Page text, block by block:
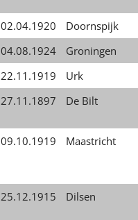
02.04.1920
Doornspijk
04.08.1924
Groningen
22.11.1919
Urk
27.11.1897 De Bilt
09.10.1919 Maastricht
25.12.1915 Dilsen